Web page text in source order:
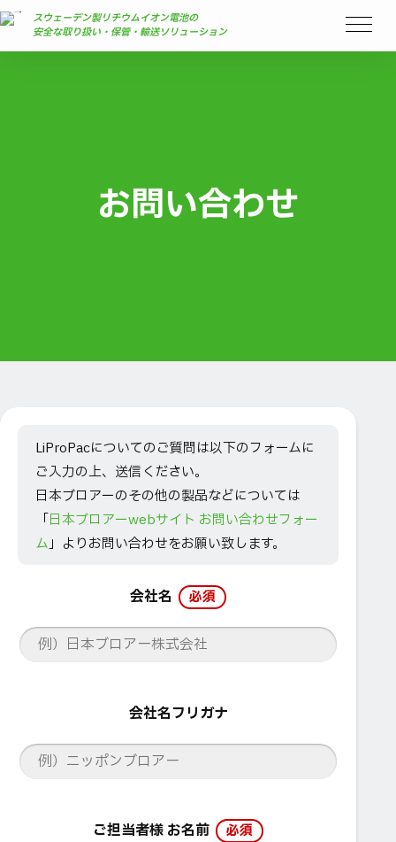
スウェーデン製リチウムイオン電池の
安全な取り扱い・保管・輸送ソリューション
お問い合わせ
LiProPacについてのご質問は以下のフォームに
ご入力の上、送信ください。
日本ブロアーのその他の製品などについては
「日本ブロアーwebサイト お問い合わせフォー
ム」よりお問い合わせをお願い致します。
会社名 必須
会社名フリガナ
ご担当者様 お名前 必須